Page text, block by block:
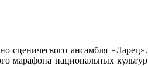
сценического ансамбля «Ларец».
марафона национальных культур